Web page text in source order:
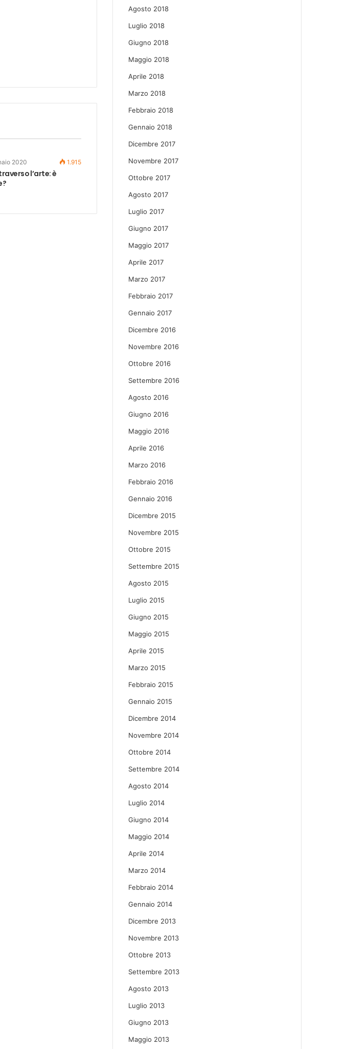
2020 1.915
l’arte: è
Agosto 2018
Luglio 2018
Giugno 2018
Maggio 2018
Aprile 2018
Marzo 2018
Febbraio 2018
Gennaio 2018
Dicembre 2017
Novembre 2017
Ottobre 2017
Agosto 2017
Luglio 2017
Giugno 2017
Maggio 2017
Aprile 2017
Marzo 2017
Febbraio 2017
Gennaio 2017
Dicembre 2016
Novembre 2016
Ottobre 2016
Settembre 2016
Agosto 2016
Giugno 2016
Maggio 2016
Aprile 2016
Marzo 2016
Febbraio 2016
Gennaio 2016
Dicembre 2015
Novembre 2015
Ottobre 2015
Settembre 2015
Agosto 2015
Luglio 2015
Giugno 2015
Maggio 2015
Aprile 2015
Marzo 2015
Febbraio 2015
Gennaio 2015
Dicembre 2014
Novembre 2014
Ottobre 2014
Settembre 2014
Agosto 2014
Luglio 2014
Giugno 2014
Maggio 2014
Aprile 2014
Marzo 2014
Febbraio 2014
Gennaio 2014
Dicembre 2013
Novembre 2013
Ottobre 2013
Settembre 2013
Agosto 2013
Luglio 2013
Giugno 2013
Maggio 2013